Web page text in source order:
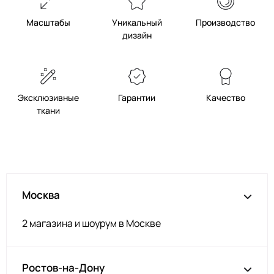
Т.Фиолет
2400000640004
Роз.Коралл
2400000491521
2400000639978
Яр.Бирюза
2400000640035
Индиго
2400000640042
Винный
2400000491460
Бежевый
2400000491439
Масштабы
Уникальный
дизайн
Производство
Эксклюзивные
ткани
Гарантии Качество
Москва
2 магазина и шоурум в Москве
Ростов-на-Дону